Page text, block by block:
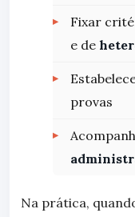
Fixar
e de
provas
Na prática,